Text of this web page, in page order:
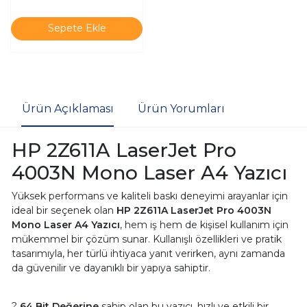
Sepete Ekle
Ürün Açıklaması Ürün Yorumları
HP 2Z611A LaserJet Pro
4003N Mono Laser A4 Yazıcı
Yüksek performans ve kaliteli baskı deneyimi arayanlar için
ideal bir seçenek olan HP 2Z611A LaserJet Pro 4003N
Mono Laser A4 Yazıcı, hem iş hem de kişisel kullanım için
mükemmel bir çözüm sunar. Kullanışlı özellikleri ve pratik
tasarımıyla, her türlü ihtiyaca yanıt verirken, aynı zamanda
da güvenilir ve dayanıklı bir yapıya sahiptir.